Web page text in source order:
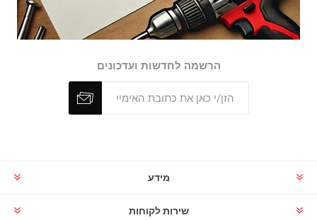
הרשמה לחדשות ועדכונים
מידע
שירות לקוחות